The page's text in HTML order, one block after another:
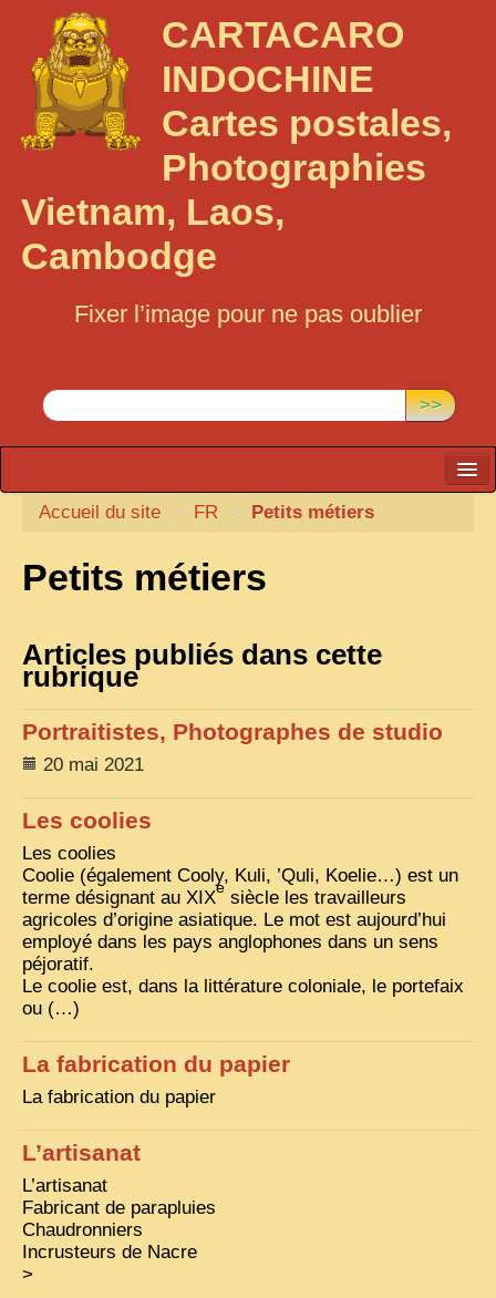
CARTACARO
INDOCHINE
Cartes postales,
Photographies
Vietnam, Laos,
Cambodge
Fixer l’image pour ne pas oublier
>>
CARTACARO
PHOTOGRAPHES, EDITEURS
TONKIN
FRONTIÈRE
COCHINCHINE
LES ETHNIES
LAOS
CAMBODGE
REMARQUABLES
ALBUMS DE FAMILLE
INDOCHINE HISTORIQUE
ARMÉE, JUSTICE, EDUCATION, RELIGION...
MÉTIERS, FÊTES, TRANSPORTS
TRADITIONS ET MODERNITÉ
Accueil du site > FR > Petits métiers
Petits métiers
Articles publiés dans cette
rubrique
Portraitistes, Photographes de studio
20 mai 2021
Les coolies
Les coolies
Coolie (également Cooly, Kuli, ’Quli, Koelie…) est un
terme désignant au XIXe siècle les travailleurs
agricoles d’origine asiatique. Le mot est aujourd’hui
employé dans les pays anglophones dans un sens
péjoratif.
Le coolie est, dans la littérature coloniale, le portefaix
ou (…)
La fabrication du papier
La fabrication du papier
L’artisanat
L’artisanat
Fabricant de parapluies
Chaudronniers
Incrusteurs de Nacre
>